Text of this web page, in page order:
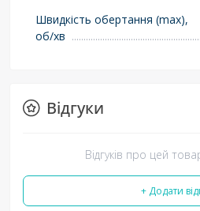
Швидкість обертання (max),
об/хв
Відгуки
Відгуків про цей
+ Додати